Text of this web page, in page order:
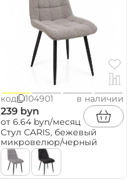
код 104901 в наличии
239 byn
от 6.64 byn/месяц
Стул CARIS, бежевый
микровелюр/черный